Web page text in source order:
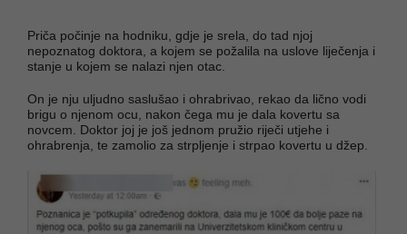
Priča počinje na hodniku, gdje je srela, do tad njoj
nepoznatog doktora, a kojem se požalila na uslove liječenja i
stanje u kojem se nalazi njen otac.
On je nju uljudno saslušao i ohrabrivao, rekao da lično vodi
brigu o njenom ocu, nakon čega mu je dala kovertu sa
novcem. Doktor joj je još jednom pružio riječi utjehe i
ohrabrenja, te zamolio za strpljenje i strpao kovertu u džep.